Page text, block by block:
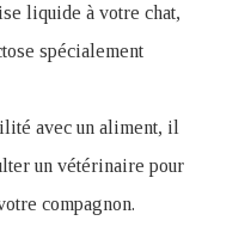
liquide à votre chat,
spécialement
avec un aliment, il
un vétérinaire pour
compagnon.